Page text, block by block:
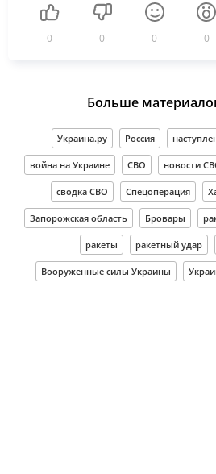
0 0 0 0
Больше
Украина.ру Россия
война на Украине СВО новости
сводка СВО Спецоперация
Запорожская область Бровары
ракеты ракетный удар
Вооруженные силы Украины